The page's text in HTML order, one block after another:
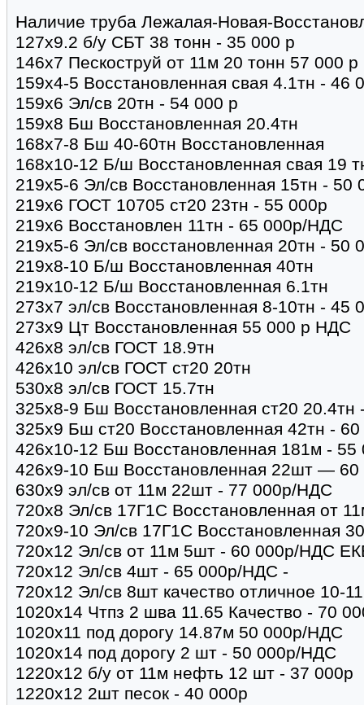
Наличие труба Лежалая-Новая-
127х9.2 б/у СБТ 38 тонн - 35 000 р
146х7 Пескоструй от 11м 20 тонн 57 000
159х4-5 Восстановленная свая 4.1тн - 46
159х6 Эл/св 20тн - 54 000 р
159х8 Бш Восстановленная 20.4тн
168х7-8 Бш 40-60тн Восстановленная
168х10-12 Б/ш Восстановленная свая 19
219х5-6 Эл/св Восстановленная 15тн - 50
219х6 ГОСТ 10705 ст20 23тн - 55 000р
219х6 Восстановлен 11тн - 65 000р/НДС
219х5-6 Эл/св восстановленная 20тн - 50
219х8-10 Б/ш Восстановленная 40тн
219х10-12 Б/ш Восстановленная 6.1тн
273х7 эл/св Восстановленная 8-10тн - 45
273х9 Цт Восстановленная 55 000 р НДС
426х8 эл/св ГОСТ 18.9тн
426х10 эл/св ГОСТ ст20 20тн
530х8 эл/св ГОСТ 15.7тн
325х8-9 Бш Восстановленная ст20
325х9 Бш ст20 Восстановленная 42тн -
426х10-12 Бш Восстановленная 181м - 55
426х9-10 Бш Восстановленная 22шт — 60
630х9 эл/св от 11м 22шт - 77 000р/НДС
720х8 Эл/св 17Г1С Восстановленная от
720х9-10 Эл/св 17Г1С Восстановленная
720х12 Эл/св от 11м 5шт - 60 000р/НДС
720х12 Эл/св 4шт - 65 000р/НДС -
720х12 Эл/св 8шт качество отличное 10-
1020х14 Чтпз 2 шва 11.65 Качество - 70
1020х11 под дорогу 14.87м 50 000р/НДС
1020х14 под дорогу 2 шт - 50 000р/НДС
1220х12 б/у от 11м нефть 12 шт - 37 000р
1220х12 2шт песок - 40 000р